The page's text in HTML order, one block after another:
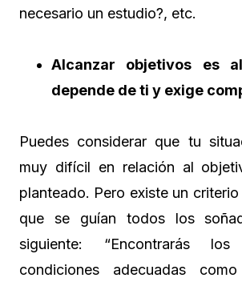
necesario un estudio?, etc.
Alcanzar objetivos es
depende de ti y exige
Puedes considerar que tu
muy difícil en relación al
planteado. Pero existe un
que se guían todos los
siguiente: “Encontrarás
condiciones adecuadas